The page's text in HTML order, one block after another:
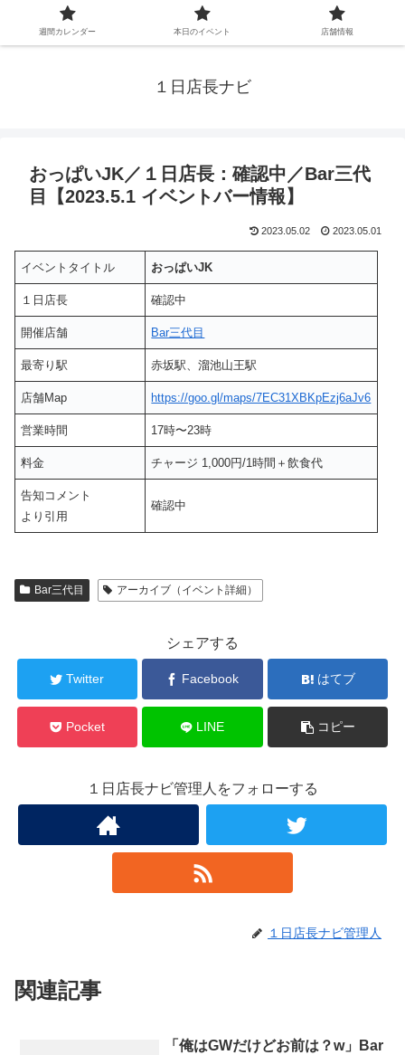
１日店長ナビ
おっぱいJK／１日店長：確認中／Bar三代
目【2023.5.1 イベントバー情報】
2023.05.02 2023.05.01
イベントタイトル おっぱいJK
１日店長 確認中
開催店舗 Bar三代目
最寄り駅 赤坂駅、溜池山王駅
店舗Map https://goo.gl/maps/7EC31XBKpEzj6aJv6
営業時間 17時〜23時
料金 チャージ 1,000円/1時間＋飲食代
告知コメント
より引用
確認中
Bar三代目 アーカイブ（イベント詳細）
シェアする
Twitter Facebook はてブ
Pocket LINE コピー
１日店長ナビ管理人をフォローする
１日店長ナビ管理人
関連記事
「俺はGWだけどお前は？w」Bar
週間カレンダー 本日のイベント 店舗情報